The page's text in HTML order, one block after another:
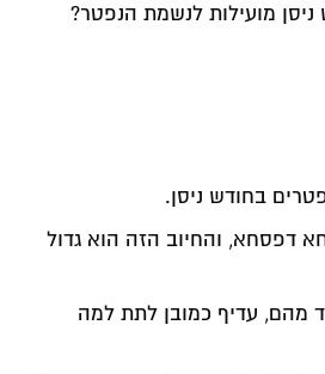
ניסן מועילות לנשמת הנפטר?
בחודש ניסן.
דפסחא, והחיוב הזה הוא גדול
מהם, עדיף כמובן לתת למה